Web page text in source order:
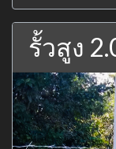
รั้วสูง